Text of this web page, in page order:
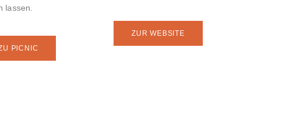
lassen.
PICNIC
ZUR WEBSITE